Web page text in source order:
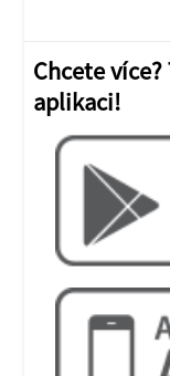
Chcete
aplikaci!